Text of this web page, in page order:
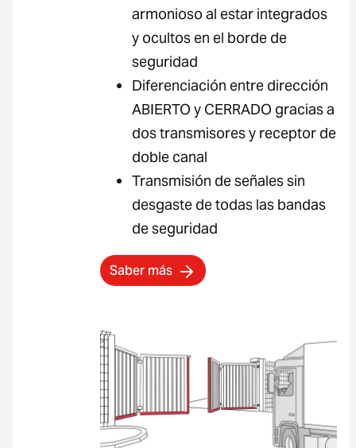
armonioso al estar integrados
y ocultos en el borde de
seguridad
Diferenciación entre dirección
ABIERTO y CERRADO gracias a
dos transmisores y receptor de
doble canal
Transmisión de señales sin
desgaste de todas las bandas
de seguridad
Saber más